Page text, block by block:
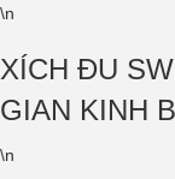
\n
XÍCH ĐU
GIAN KINH
\n